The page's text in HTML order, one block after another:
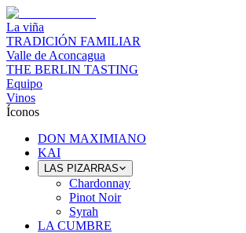
La viña
TRADICIÓN FAMILIAR
Valle de Aconcagua
THE BERLIN TASTING
Equipo
Vinos
Íconos
DON MAXIMIANO
KAI
LAS PIZARRAS
Chardonnay
Pinot Noir
Syrah
LA CUMBRE